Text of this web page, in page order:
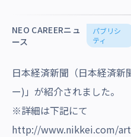
NEO CAREERニュ
ース
パブリシ
ティ
日本経済新聞（日本経済
ー)」が紹介されました。
※詳細は下記にて
http://www.nikkei.com/